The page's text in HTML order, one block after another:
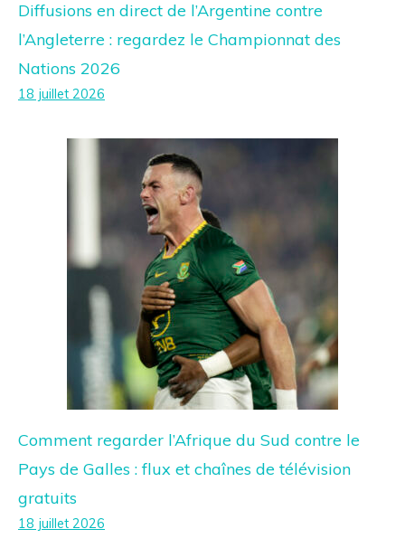
Diffusions en direct de l’Argentine contre
l’Angleterre : regardez le Championnat des
Nations 2026
18 juillet 2026
Comment regarder l’Afrique du Sud contre le
Pays de Galles : flux et chaînes de télévision
gratuits
18 juillet 2026